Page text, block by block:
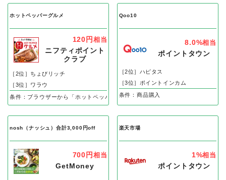
ホットペッパーグルメ
120円 相当
ニフティポイント
クラブ
［2位］ちょびリッチ
［3位］ワラウ
条件：ブラウザーから「ホットペッパーグルメ」でリクエスト予約、即予約後の
Qoo10
8.0%相当
ポイントタウン
［2位］ハピタス
［3位］ポイントインカム
条件：商品購入
nosh（ナッシュ）合計3,000円off
700円 相当
GetMoney
楽天市場
1%相当
ポイントタウン